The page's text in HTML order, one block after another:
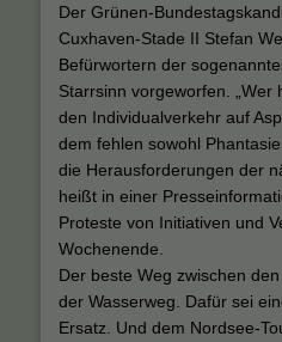
Der Grünen-
Cuxhaven-Stade II Stefan
Befürwortern der
Starrsinn vorgeworfen. „Wer
den Individualverkehr auf
dem fehlen sowohl
die Herausforderungen der
heißt in einer
Proteste von Initiativen und
Wochenende.
Der beste Weg zwischen
der Wasserweg. Dafür sei
Ersatz. Und dem Nordsee-